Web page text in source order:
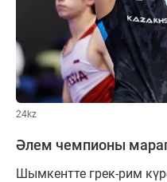
24kz
Әлем чемпионы
Шымкентте грек-рим